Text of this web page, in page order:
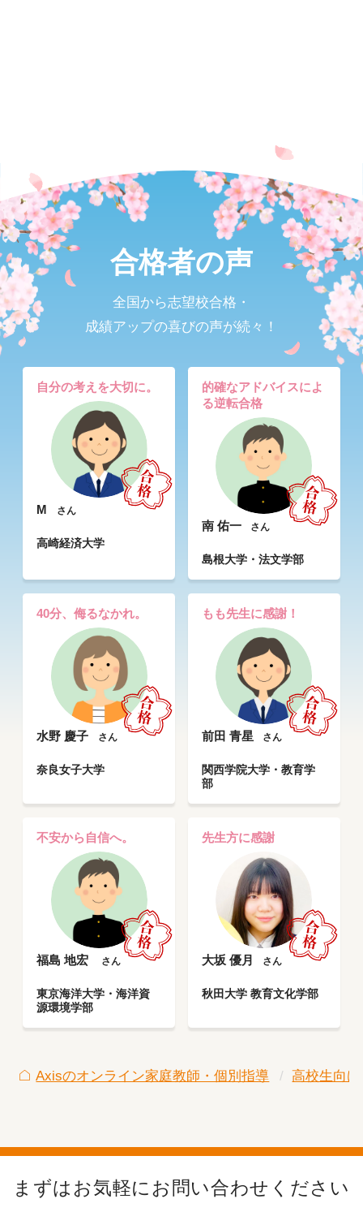
合格者の声
全国から志望校合格・
成績アップの喜びの声が続々！
自分の考えを大切に。
M さん
高崎経済大学
的確なアドバイスによ
る逆転合格
南 佑一 さん
島根大学・法文学部
40分、侮るなかれ。
水野 慶子 さん
奈良女子大学
もも先生に感謝！
前田 青星 さん
関西学院大学・教育学
部
不安から自信へ。
福島 地宏 さん
東京海洋大学・海洋資
源環境学部
先生方に感謝
大坂 優月 さん
秋田大学 教育文化学部
Axisのオンライン家庭教師・個別指導 高校生向け
まずはお気軽にお問い合わせください